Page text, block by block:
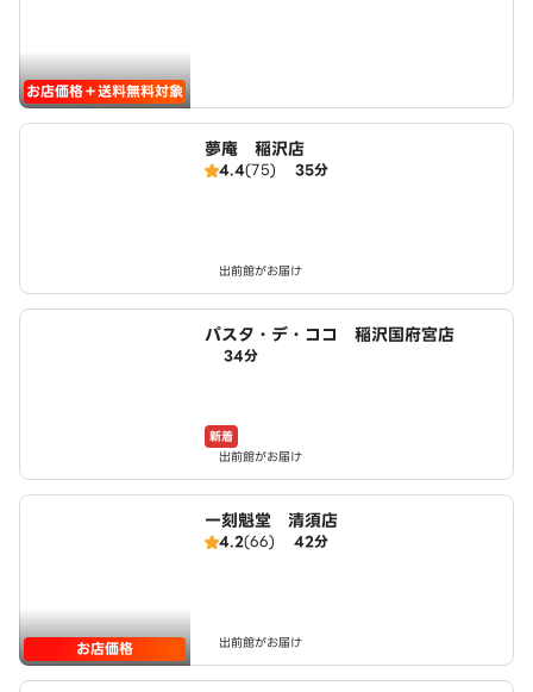
お店価格＋送料無料対象
夢庵 稲沢店
4.4(75) 35分
出前館がお届け
パスタ・デ・ココ 稲沢国府宮店
34分
新着
出前館がお届け
お店価格
一刻魁堂 清須店
4.2(66) 42分
出前館がお届け